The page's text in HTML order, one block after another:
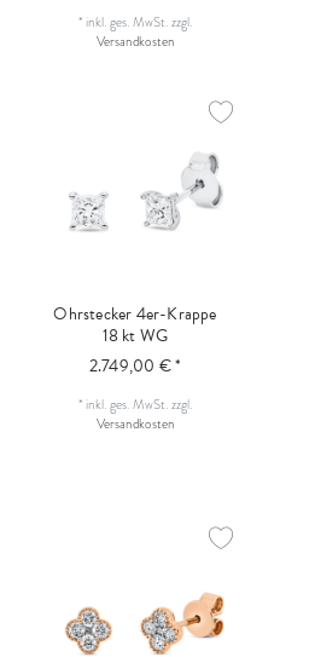
* inkl. ges. MwSt.zzgl.
Versandkosten
Ohrstecker 4er-Krappe
18 kt WG
2.749,00 € *
* inkl. ges. MwSt.zzgl.
Versandkosten